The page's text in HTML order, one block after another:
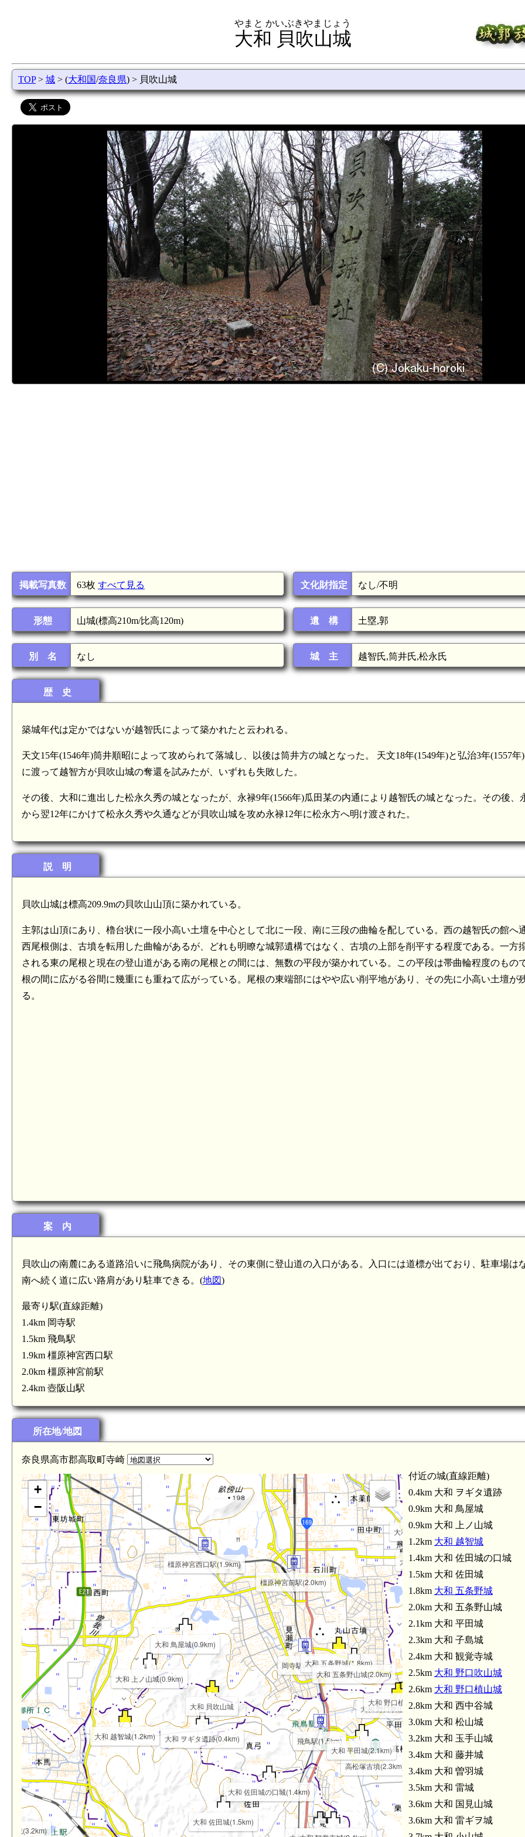
大和 貝吹山城
やまと かいぶきやまじょう
TOP> 城 > (大和国/奈良県) > 貝吹山城
掲載写真数 63枚 すべて見る
形態 山城(標高210m/比高120m)
別 名 なし
文化財指定 なし/不明
遺 構 土塁,郭
城 主 越智氏,筒井氏,松永氏
歴 史
築城年代は定かではないが越智氏によって築かれたと云われる。
天文15年(1546年)筒井順昭によって攻められて落城し、以後は筒井方の城となった。 天文18年(1549年)と弘治3年(1557年
に渡って越智方が貝吹山城の奪還を試みたが、いずれも失敗した。
その後、大和に進出した松永久秀の城となったが、永禄9年(1566年)瓜田某の内通により越智氏の城となった。その後、
から翌12年にかけて松永久秀や久通などが貝吹山城を攻め永禄12年に松永方へ明け渡された。
説 明
貝吹山城は標高209.9mの貝吹山山頂に築かれている。
主郭は山頂にあり、櫓台状に一段小高い土壇を中心として北に一段、南に三段の曲輪を配している。西の越智氏の館へ
西尾根側は、古墳を転用した曲輪があるが、どれも明瞭な城郭遺構ではなく、古墳の上部を削平する程度である。一方
される東の尾根と現在の登山道がある南の尾根との間には、無数の平段が築かれている。この平段は帯曲輪程度のもの
根の間に広がる谷間に幾重にも重ねて広がっている。尾根の東端部にはやや広い削平地があり、その先に小高い土壇が
る。
案 内
貝吹山の南麓にある道路沿いに飛鳥病院があり、その東側に登山道の入口がある。入口には道標が出ており、駐車場は
南へ続く道に広い路肩があり駐車できる。(地図)
最寄り駅(直線距離)
1.4km 岡寺駅
1.5km 飛鳥駅
1.9km 橿原神宮西口駅
2.0km 橿原神宮前駅
2.4km 壺阪山駅
所在地/地図
奈良県高市郡高取町寺崎
岡寺駅(1.4km)
飛鳥駅(1.5km)
橿原神宮西口駅(1.9km)
橿原神宮前駅(2.0km)
高松塚古墳(2.3km)
大和 貝吹山城
大和 ヲギタ遺跡(0.4km)
大和 鳥屋城(0.9km)
大和 上ノ山城(0.9km)
大和 越智城(1.2km)
大和 佐田城の口城(1.4km)
大和 佐田城(1.5km)
大和 五条野城(1.8km)
大和 五条野山城(2.0km)
大和 平田城(2.1km)
大和 野口吹山城(2.5km)
大和 野口植山城(2.6km)
山城(3.2km)
大和 雷城(3.5km)
大和 雷ギヲ城(3.6km)
大和 小山城(3.7km)
大和 祝戸城(3.8km)
大和 岡城
+
−
付近の城(直線距離)
0.4km 大和 ヲギタ遺跡
0.9km 大和 鳥屋城
0.9km 大和 上ノ山城
1.2km 大和 越智城
1.4km 大和 佐田城の口城
1.5km 大和 佐田城
1.8km 大和 五条野城
2.0km 大和 五条野山城
2.1km 大和 平田城
2.3km 大和 子島城
2.4km 大和 観覚寺城
2.5km 大和 野口吹山城
2.6km 大和 野口植山城
2.8km 大和 西中谷城
3.0km 大和 松山城
3.2km 大和 玉手山城
3.4km 大和 藤井城
3.4km 大和 曽羽城
3.5km 大和 雷城
3.6km 大和 国見山城
3.6km 大和 雷ギヲ城